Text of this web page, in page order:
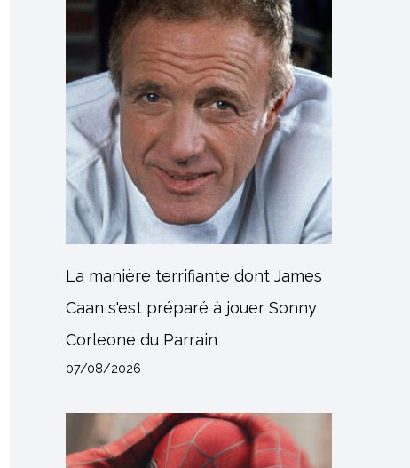
La manière terrifiante dont James
Caan s'est préparé à jouer Sonny
Corleone du Parrain
07/08/2026